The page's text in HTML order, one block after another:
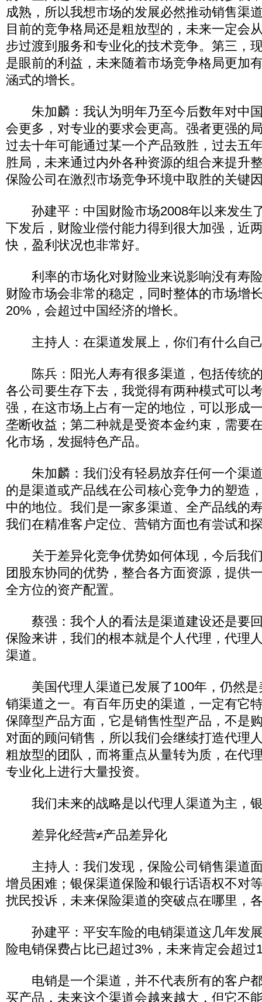
成熟，所以我想市场的发展必然推动销售渠
目前的竞争格局还是粗放型的，未来一定会
步过渡到服务和专业化的技术竞争。第三，
是眼前的利益，未来随着市场竞争格局更加
涵式的增长。
朱加麟：我认为明年乃至今后数年对中
会更多，对专业的要求会更高。强者更强的
过去十年可能通过某一个产品致胜，过去五
胜局，未来通过内外各种资源的组合来提升
保险公司在激烈市场竞争环境中取胜的关键
孙建平：中国财险市场2008年以来发生
下发后，财险业偿付能力得到很大加强，近
快，盈利状况也非常好。
利率的市场化对财险业来说影响没有寿
财险市场会非常的稳定，同时整体的市场增
20%，会超过中国经济的增长。
主持人：在渠道发展上，你们有什么自
陈兵：阳光人寿有很多渠道，包括传统
各公司要生存下去，我觉得有两种模式可以
强，在这市场上占有一定的地位，可以形成
垄断收益；第二种就是受资本金约束，需要
化市场，发掘特色产品。
朱加麟：我们没有轻易放弃任何一个渠
的是渠道或产品线在公司核心竞争力的塑造
中的地位。我们是一家多渠道、全产品线的
我们在精准客户定位、营销方面也有尝试和
关于差异化竞争优势如何体现，今后我
团股东协同的优势，整合各方面资源，提供
全方位的资产配置。
蔡强：我个人的看法是渠道建设还是要
保险来讲，我们的根本就是个人代理，代理
渠道。
美国代理人渠道已发展了100年，仍然是
销渠道之一。有百年历史的渠道，一定有它
保障型产品方面，它是销售性型产品，不是
对面的顾问销售，所以我们会继续打造代理
粗放型的团队，而将重点从量转为质，在代
专业化上进行大量投资。
我们未来的战略是以代理人渠道为主，
差异化经营≠产品差异化
主持人：我们发现，保险公司销售渠道
增员困难；银保渠道保险和银行话语权不对
扰民投诉，未来保险渠道的突破点在哪里，
孙建平：平安车险的电销渠道这几年发
险电销保费占比已超过3%，未来肯定会超过
电销是一个渠道，并不代表所有的客户
买产品，未来这个渠道会越来越大，但它不